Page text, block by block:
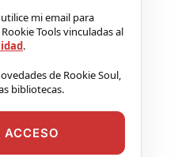
mi email para
Tools vinculadas al
.
de Rookie Soul,
bibliotecas.